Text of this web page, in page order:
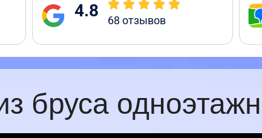
4.8 68 отзывов
бруса